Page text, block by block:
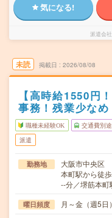
気になる!
派遣会社
未読 掲載日 2026/08/08
【高時給1550円
事務！残業少なめ
職種未経験OK 交通費別
派遣
勤務地
大阪市中央区
本町駅から徒
--分／堺筋本町
曜日頻度 月～金（週5日）